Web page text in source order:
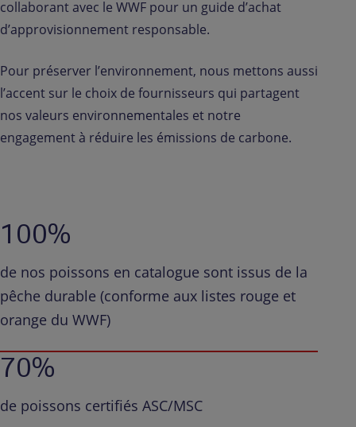
collaborant avec le WWF pour un guide d’achat
d’approvisionnement responsable.
Pour préserver l’environnement, nous mettons aussi
l’accent sur le choix de fournisseurs qui partagent
nos valeurs environnementales et notre
engagement à réduire les émissions de carbone.
100%
de nos poissons en catalogue sont issus de la
pêche durable (conforme aux listes rouge et
orange du WWF)
70%
de poissons certifiés ASC/MSC